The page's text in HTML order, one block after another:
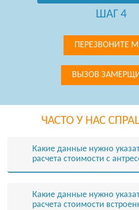
ШАГ 4
ПЕРЕЗВОНИТЕ
ВЫЗОВ
ЧАСТО У НАС
Какие данные нужно
расчета стоимости с
Какие данные нужно
расчета стоимости